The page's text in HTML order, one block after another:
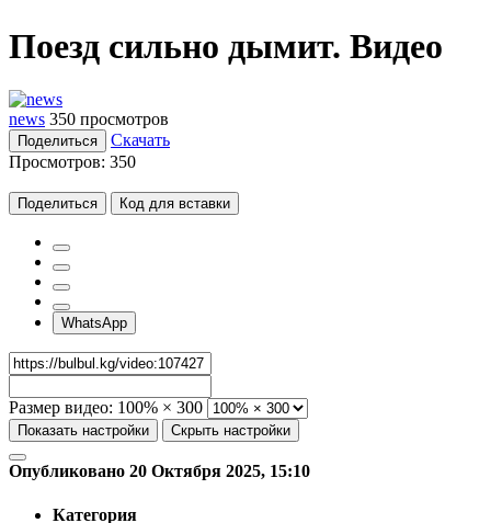
Поезд сильно дымит. Видео
news 350 просмотров
Поделиться
Скачать
Просмотров: 350
Поделиться Код для вставки
WhatsApp
Размер видео: 100% × 300
Показать настройки Скрыть настройки
Опубликовано 20 Октября 2025, 15:10
Категория